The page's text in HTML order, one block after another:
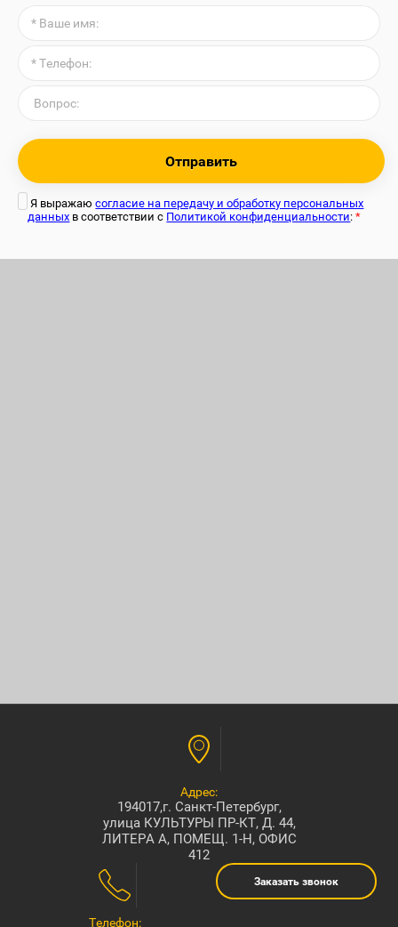
Отправить
Я выражаюсогласие на передачу и обработку персональных
данных в соответствии с Политикой конфиденциальности:*
Адрес:
194017,г. Санкт-Петербург,
улица КУЛЬТУРЫ ПР-КТ, Д. 44,
ЛИТЕРА А, ПОМЕЩ. 1-Н, ОФИС
412
Телефон:
Заказать звонок